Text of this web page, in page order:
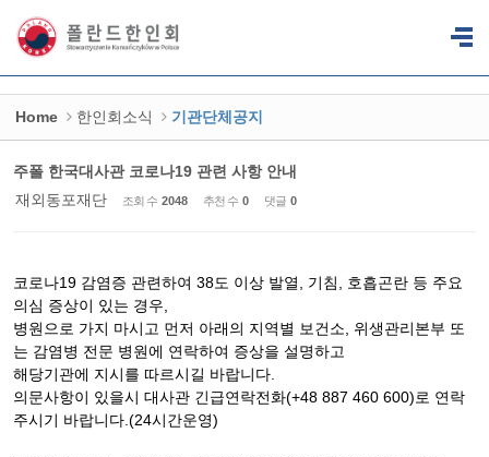
Home 한인회소식 기관단체공지
주폴 한국대사관 코로나19 관련 사항 안내
재외동포재단
조회 수 2048 추천 수 0 댓글 0
코로나19 감염증 관련하여 38도 이상 발열, 기침, 호흡곤란 등 주요
의심 증상이 있는 경우,
병원으로 가지 마시고 먼저 아래의 지역별 보건소, 위생관리본부 또
는 감염병 전문 병원에 연락하여 증상을 설명하고
해당기관에 지시를 따르시길 바랍니다.
의문사항이 있을시 대사관 긴급연락전화(+48 887 460 600)로 연락
주시기 바랍니다.(24시간운영)